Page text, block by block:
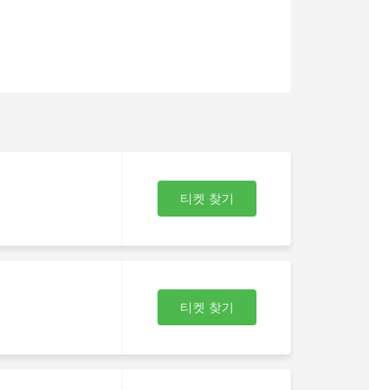
티켓 찾기
티켓 찾기